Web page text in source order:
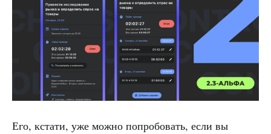
Его, кстати, уже можно попробовать, если вы